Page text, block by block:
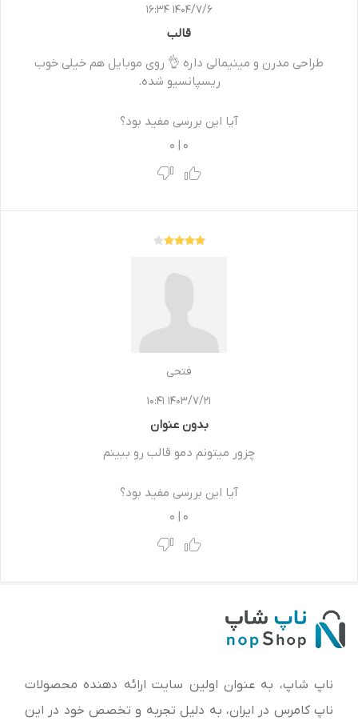
1404/7/6 16:34
قالب
طراحی مدرن و مینیمالی داره 👌 روی موبایل هم خیلی خوب
ریسپانسیو شده.
آیا این بررسی مفید بود؟
0
|
0
فتحی
1403/7/21 10:41
بدون عنوان
چزور میتونم دمو قالب رو ببینم
آیا این بررسی مفید بود؟
0
|
0
ناپ شاپ، به عنوان اولین سایت ارائه‌ دهنده محصولات
ناپ کامرس در ایران، به دلیل تجربه و تخصص خود در این